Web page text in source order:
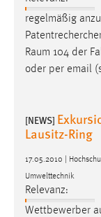
regelmäßig
Raum 104 der
oder per email
[NEWS]
Lausitz-Ring
17.05.2010 |
Umwelttechnik
Relevanz:
Wettbewerber
Statistik
Diese
unsere
Name:
_pk_ref,
Zweck:
Cookie
Max. 13